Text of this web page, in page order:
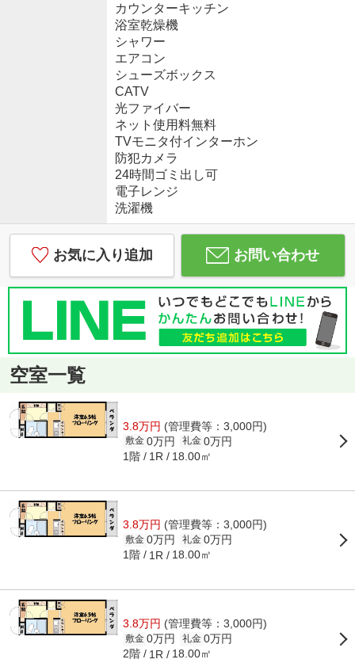
カウンターキッチン
浴室乾燥機
シャワー
エアコン
シューズボックス
CATV
光ファイバー
ネット使用料無料
TVモニタ付インターホン
防犯カメラ
24時間ゴミ出し可
電子レンジ
洗濯機
お気に入り追加 お問い合わせ
空室一覧
3.8万円 (管理費等：3,000円)
敷金 0万円 礼金 0万円
1階 1R 18.00㎡
3.8万円 (管理費等：3,000円)
敷金 0万円 礼金 0万円
1階 1R 18.00㎡
3.8万円 (管理費等：3,000円)
敷金 0万円 礼金 0万円
2階 1R 18.00㎡